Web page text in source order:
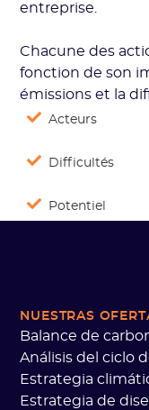
entreprise.
Chacune des
fonction de son
émissions et la
Acteurs
Difficultés
Potentiel
NUESTRAS
Balance de
Análisis del ciclo
Estrategia
Estrategia de